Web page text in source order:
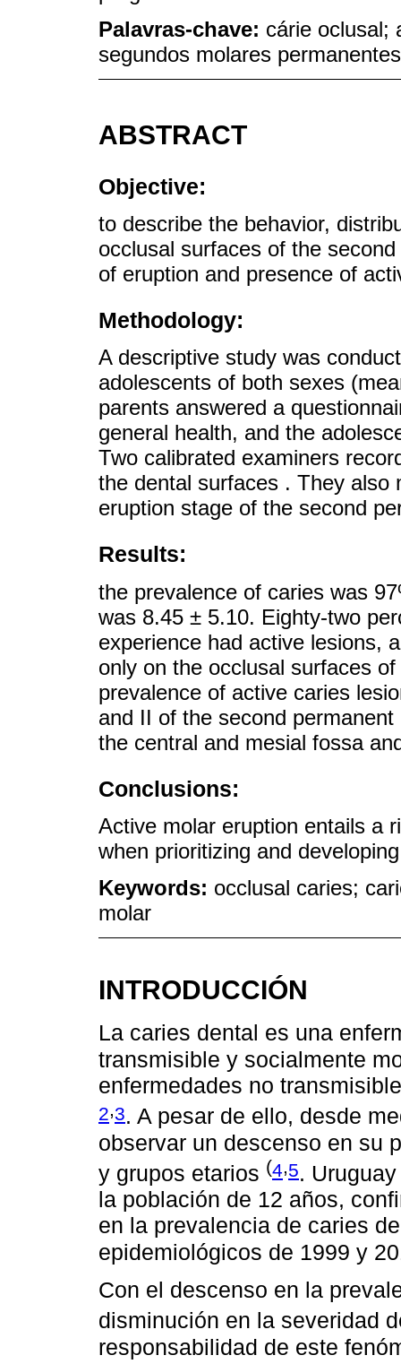
Palavras-chave: cárie oclusal;
segundos molares permanentes
ABSTRACT
Objective:
to describe the behavior,
occlusal surfaces of the
of eruption and presence of
Methodology:
A descriptive study was
adolescents of both sexes
parents answered a
general health, and the
Two calibrated examiners
the dental surfaces . They also
eruption stage of the second
Results:
the prevalence of caries was
was 8.45 ± 5.10. Eighty-two
experience had active lesions,
only on the occlusal surfaces
prevalence of active caries
and II of the second
the central and mesial fossa
Conclusions:
Active molar eruption entails a
when prioritizing and
Keywords: occlusal caries;
molar
INTRODUCCIÓN
La caries dental es una
transmisible y socialmente
enfermedades no
2,3. A pesar de ello, desde
observar un descenso en su
y grupos etarios (4 5.
la población de 12 años,
en la prevalencia de caries
epidemiológicos de 1999 y
Con el descenso en la
disminución en la severidad
responsabilidad de este